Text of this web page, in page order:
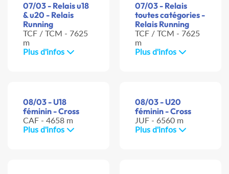
07/03 - Relais u18
& u20 - Relais
Running
TCF / TCM - 7625
m
Plus d'infos
07/03 - Relais
toutes catégories -
Relais Running
TCF / TCM - 7625
m
Plus d'infos
08/03 - U18
féminin - Cross
CAF - 4658 m
Plus d'infos
08/03 - U20
féminin - Cross
JUF - 6560 m
Plus d'infos